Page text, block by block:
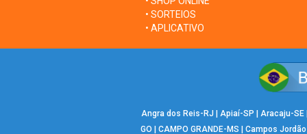
• SORTEIOS
• APLICATIVO
Angra dos Reis-RJ | Apiaí-SP | Aracaju-SE
GO | CAMPO GRANDE-MS | Campos